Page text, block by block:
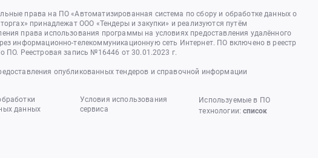
права на ПО «Автоматизированная система по сбору и обработке данных о
принадлежат ООО «Тендеры и закупки» и реализуются путём
права использования программы на условиях предоставления удалённого
информационно-телекоммуникационную сеть Интернет. ПО включено в реестр
ПО. Реестровая запись №16446 от 30.01.2023 г.
опубликованных тендеров и справочной информации
данных
Условия использования
сервиса
Используемые в ПО
технологии:список